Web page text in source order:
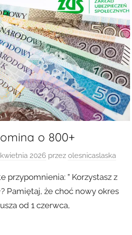
o 800+
2026 przez olesnicaslaska
przypomnienia: ” Korzystasz z
Pamiętaj, że choć nowy okres
od 1 czerwca,